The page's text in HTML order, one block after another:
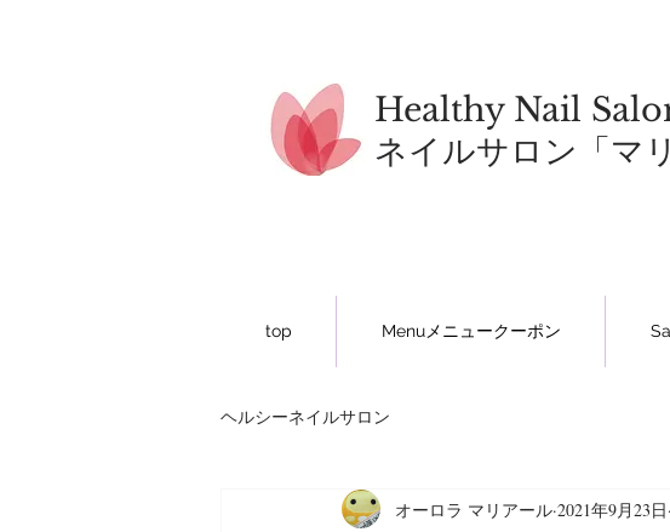
Healthy Nail
ネイルサロン「マ
top Menuメニュークーポン
ヘルシーネイルサロン
オーロラ マリアール 2021年9月23日